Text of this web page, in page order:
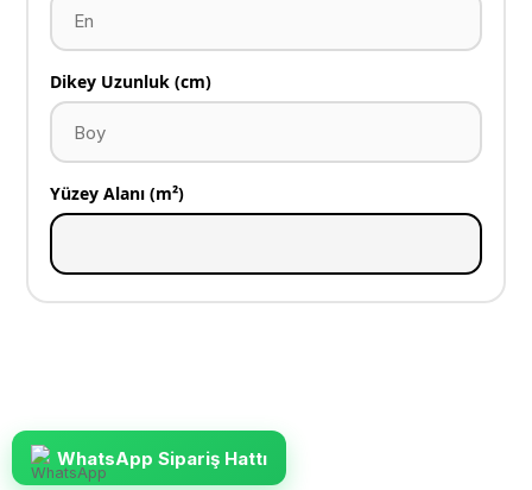
Dikey Uzunluk (cm)
Yüzey Alanı (m²)
WhatsApp Sipariş Hattı